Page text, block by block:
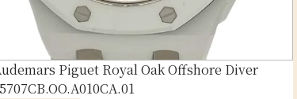
Piguet Royal Oak Offshore Diver